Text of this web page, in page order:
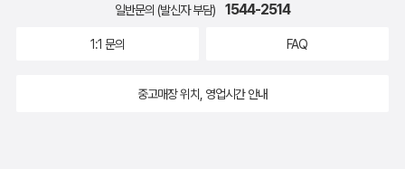
일반문의 (발신자 부담) 1544-2514
1:1 문의 FAQ
중고매장 위치, 영업시간 안내